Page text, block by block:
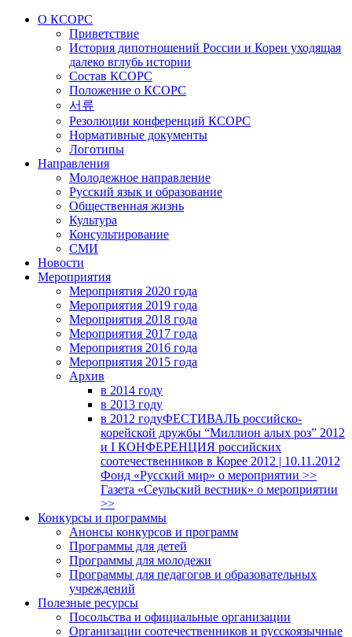
О КСОРС
Приветствие
История дипотношений России и Кореи уходящая
далеко вглубь истории
Состав КСОРС
Положение о КСОРС
서류
Резолюции конференций КСОРС
Нормативные документы
Логотипы
Направления
Молодежное направление
Русский язык и образование
Общественная жизнь
Культура
Консультирование
СМИ
Новости
Мероприятия
Мероприятия 2020 года
Мероприятия 2019 года
Мероприятия 2018 годa
Мероприятия 2017 года
Мероприятия 2016 года
Мероприятия 2015 года
Архив
в 2014 году
в 2013 году
в 2012 годуФЕСТИВАЛЬ российско-
корейской дружбы “Миллион алых роз” 2012
и I КОНФЕРЕНЦИЯ российских
соотечественников в Корее 2012 | 10.11.2012
Фонд «Русский мир» о мероприятии >>
Газета «Сеульский вестник» о мероприятии
>>
Конкурсы и программы
Анонсы конкурсов и программ
Программы для детей
Программы для молодежи
Программы для педагогов и образовательных
учреждений
Полезные ресурсы
Посольства и официальные организации
Организации соотечественников и русскоязычные